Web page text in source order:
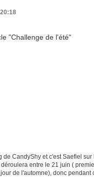
de CandyShy et c'est Saefiel sur
entre le 21 juin (
de l'automne), donc pendant